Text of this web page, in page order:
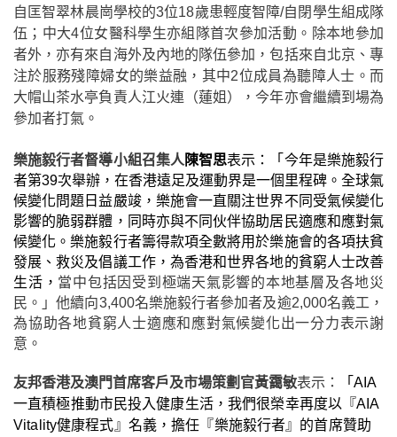
自匡智翠林晨崗學校的3位18歲患輕度智障/自閉學生組成隊
伍；中大4位女醫科學生亦組隊首次參加活動。除本地參加
者外，亦有來自海外及內地的隊伍參加，包括來自北京、專
注於服務殘障婦女的樂益融，其中2位成員為聽障人士。而
大帽山茶水亭負責人江火連（蓮姐），今年亦會繼續到場為
參加者打氣。
樂施毅行者督導小組召集人 陳智思表示：「今年是樂施毅行
者第39次舉辦，在香港遠足及運動界是一個里程碑。全球氣
候變化問題日益嚴竣，樂施會一直關注世界不同受氣候變化
影響的脆弱群體，同時亦與不同伙伴協助居民適應和應對氣
候變化。樂施毅行者籌得款項全數將用於樂施會的各項扶貧
發展、救災及倡議工作，為香港和世界各地的貧窮人士改善
生活， 當中包括因受到極端天氣影響的本地基層及各地災
民。」他續向3,400名樂施毅行者參加者及逾2,000名義工，
為協助各地貧窮人士適應和應對氣候變化出一分力表示謝
意。
友邦香港及澳門首席客戶及市場策劃官黃靄敏表示 ： 「AIA
一直積極推動市民投入健康生活，我們很榮幸再度以『AIA
Vitality健康程式』名義，擔任『樂施毅行者』的首席贊助